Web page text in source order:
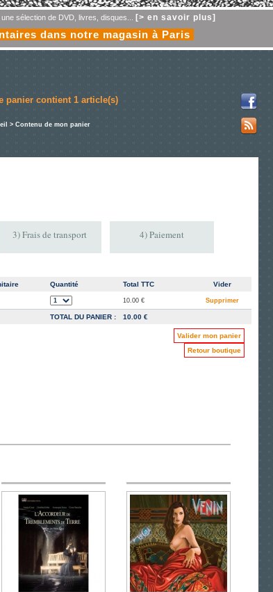
sélection de DVD, livres, disques... [> en savoir plus]
dans notre magasin à Paris
panier contient1 article(s)
> Contenu de mon panier
3) Frais de transport 4) Paiement
Quantité Total TTC Vider
10.00 € Supprimer
TOTAL DU PANIER : 10.00 €
Valider mon panier
Retour boutique